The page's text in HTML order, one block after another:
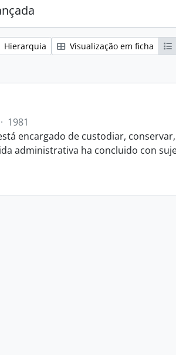
Hierarquia Visualização em ficha
· 1981
encargado de custodiar,
administrativa ha concluido con